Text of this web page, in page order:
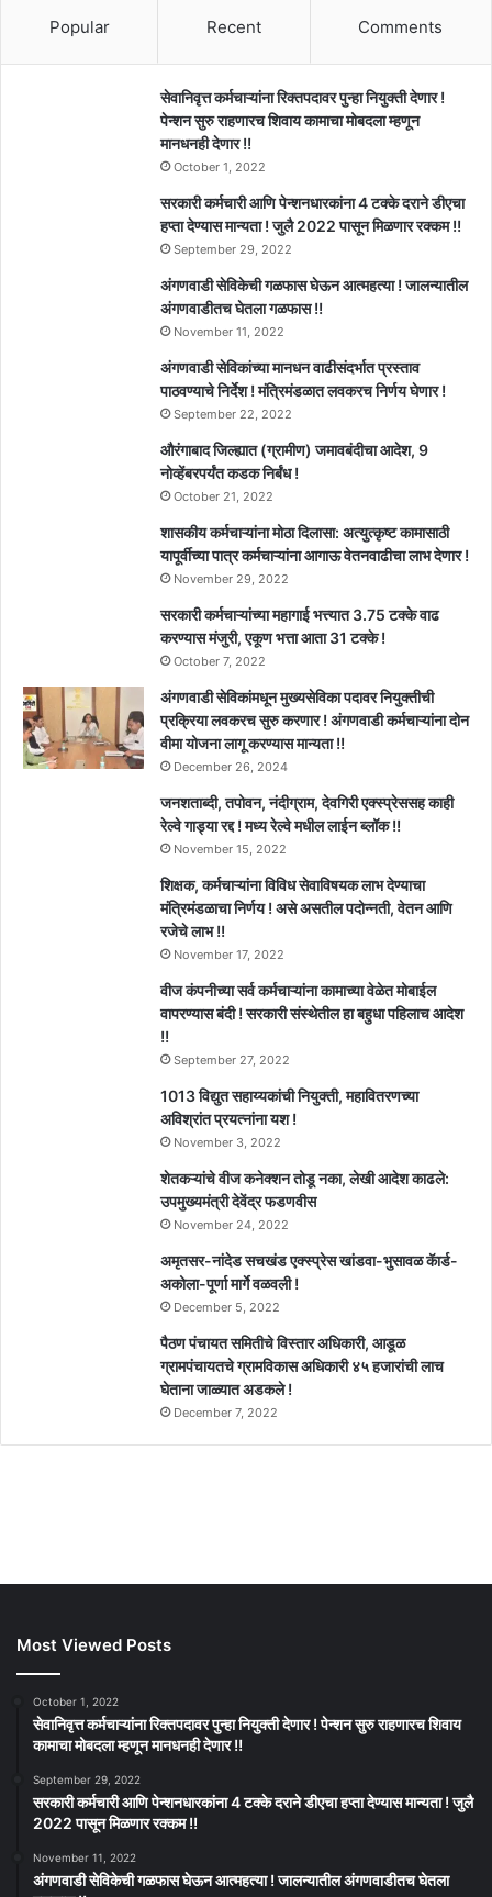
Popular Recent Comments
सेवानिवृत्त कर्मचाऱ्यांना रिक्तपदावर पुन्हा नियुक्ती देणार !
पेन्शन सुरु राहणारच शिवाय कामाचा मोबदला म्हणून
मानधनही देणार !!
October 1, 2022
सरकारी कर्मचारी आणि पेन्शनधारकांना 4 टक्के दराने डीएचा
हप्ता देण्यास मान्यता ! जुलै 2022 पासून मिळणार रक्कम !!
September 29, 2022
अंगणवाडी सेविकेची गळफास घेऊन आत्महत्या ! जालन्यातील
अंगणवाडीतच घेतला गळफास !!
November 11, 2022
अंगणवाडी सेविकांच्या मानधन वाढीसंदर्भात प्रस्ताव
पाठवण्याचे निर्देश ! मंत्रिमंडळात लवकरच निर्णय घेणार !
September 22, 2022
औरंगाबाद जिल्ह्यात (ग्रामीण) जमावबंदीचा आदेश, 9
नोव्हेंबरपर्यंत कडक निर्बंध !
October 21, 2022
शासकीय कर्मचाऱ्यांना मोठा दिलासा: अत्युत्कृष्ट कामासाठी
यापूर्वीच्या पात्र कर्मचाऱ्यांना आगाऊ वेतनवाढीचा लाभ देणार !
November 29, 2022
सरकारी कर्मचाऱ्यांच्या महागाई भत्त्यात 3.75 टक्के वाढ
करण्यास मंजुरी, एकूण भत्ता आता 31 टक्के !
October 7, 2022
अंगणवाडी सेविकांमधून मुख्यसेविका पदावर नियुक्तीची
प्रक्रिया लवकरच सुरु करणार ! अंगणवाडी कर्मचाऱ्यांना दोन
वीमा योजना लागू करण्यास मान्यता !!
December 26, 2024
जनशताब्दी, तपोवन, नंदीग्राम, देवगिरी एक्स्प्रेससह काही
रेल्वे गाड्या रद्द ! मध्य रेल्वे मधील लाईन ब्लॉक !!
November 15, 2022
शिक्षक, कर्मचाऱ्यांना विविध सेवाविषयक लाभ देण्याचा
मंत्रिमंडळाचा निर्णय ! असे असतील पदोन्नती, वेतन आणि
रजेचे लाभ !!
November 17, 2022
वीज कंपनीच्या सर्व कर्मचाऱ्यांना कामाच्या वेळेत मोबाईल
वापरण्यास बंदी ! सरकारी संस्थेतील हा बहुधा पहिलाच आदेश
!!
September 27, 2022
1013 विद्युत सहाय्यकांची नियुक्ती, महावितरणच्या
अविश्रांत प्रयत्नांना यश !
November 3, 2022
शेतकऱ्यांचे वीज कनेक्शन तोडू नका, लेखी आदेश काढले:
उपमुख्यमंत्री देवेंद्र फडणवीस
November 24, 2022
अमृतसर-नांदेड सचखंड एक्स्प्रेस खांडवा-भुसावळ कॅार्ड-
अकोला-पूर्णा मार्गे वळवली !
December 5, 2022
पैठण पंचायत समितीचे विस्तार अधिकारी, आडूळ
ग्रामपंचायतचे ग्रामविकास अधिकारी ४५ हजारांची लाच
घेताना जाळ्यात अडकले !
December 7, 2022
Most Viewed Posts
October 1, 2022
सेवानिवृत्त कर्मचाऱ्यांना रिक्तपदावर पुन्हा नियुक्ती देणार ! पेन्शन सुरु राहणारच शिवाय
कामाचा मोबदला म्हणून मानधनही देणार !!
September 29, 2022
सरकारी कर्मचारी आणि पेन्शनधारकांना 4 टक्के दराने डीएचा हप्ता देण्यास मान्यता ! जुलै
2022 पासून मिळणार रक्कम !!
November 11, 2022
अंगणवाडी सेविकेची गळफास घेऊन आत्महत्या ! जालन्यातील अंगणवाडीतच घेतला